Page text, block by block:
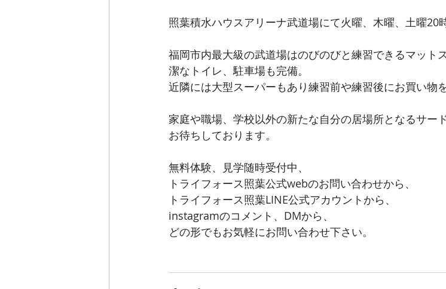
照葉積水ハウスアリーナ武道場にて火曜、木曜、土曜20
福岡市内最大級の武道場はのびのびと練習できるマット
潔なトイレ、駐車場も完備。
近隣には大型スーパーもあり練習前や練習後にお買い物
家庭や職場、学校以外の新たな自分の居場所となるサー
お待ちしております。
無料体験、見学随時受付中、
トライフォース照葉公式webのお問い合わせから、
トライフォース照葉LINE公式アカウントから、
instagramのコメント、DMから、
どの形でもお気軽にお問い合わせ下さい。